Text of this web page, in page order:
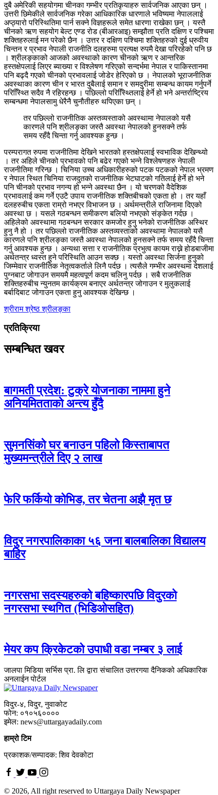
दुबै अमेरिकी सहयोगमा चीनका गम्भीर प्रतिकृयाहरु सार्वजनिक आएका छन् ।
उत्तरी छिमेकीले सार्वजनिक गरेका आधिकारिक धारणाले भविष्यमा नेपाललाई
अप्ठ्यारो परिस्थितिमा पार्न सक्ने विज्ञहरूले समेत धारणा राखेका छन् । यस्तै
चीनको ऋण सहयोग बेल्ट एण्ड रोड (बीआरआइ) सम्झौता प्रति दक्षिण र पश्चिमा
शक्तिहरुलाई मन परेको छैन । उत्तर र दक्षिण पश्चिमा शक्तिहरुको दुई ध्रुवीय
चिन्तन र प्रभाव नेपाली राजनीति दलहरुमा प्रत्यक्ष रुपमै देखा परिरहेको पनि छ
। श्रीलङ्काको आजको अवस्थाको कारण चीनको ऋण र आन्तरिक
हस्तक्षेपलाई लिएर ब्याख्या र विश्लेषण गरिएको सन्दर्भमा नेपाल र पाकिस्तानमा
पनि बढ्दै गएको चीनको प्रभावलाई जोडेर हेरिएको छ । नेपालको भूराजनीतिक
अवस्थाका कारण चीन र भारत दुबैलाई समान र समदुरीमा सम्बन्ध कायम गर्नुपर्ने
परिस्थ्तिि सदैव नै रहिरहन्छ । पछिल्लो परिस्थ्तििलाई हेर्ने हो भने अन्तर्राष्ट्रिय
सम्बन्धमा नेपालसामु धेरैनै चुनौतीहरु थपिएका छन् ।
तर पछिल्लो राजनीतिक अस्तव्यस्ताको अवस्थामा नेपालको यसै
कारणले पनि श्रीलङ्का जस्तै अवस्था नेपालको हुनसक्ने तर्फ
समय रहँदै चिन्ता गर्नु आवश्यक हुन्छ ।
परम्परागत रुपमा राजनीतिमा देखिने भारतको हस्तक्षेपलाई स्वभाविक देखिन्थ्यो
। तर अहिले चीनको प्रभावको पनि बढेर गएको भन्ने विश्लेषणहरु नेपाली
राजनीतिमा गरिन्छ । चिनिया उच्च अधिकारीहरुको पटक पटकको नेपाल भ्रमण
र नेपाल स्थित चिनिया राजदुतको राजनीतिक भेटघाटको गतिलाई हेर्ने हो भने
पनि चीनको प्रभाव नगन्य हो भन्ने अवस्था छैन । यो चरणको वैदेशिक
प्रभावलाई कम गर्ने एउटै उपाय राजनीतिक शक्तिबीचको एकता हो । तर यहाँ
दलहरुबीच एकता राम्रो नभएर विभाजन छ । अर्थमन्त्रीले राजिनामा दिएको
अवस्था छ । यसले गठबन्धन समीकरण बलियो नभएको संङ्केत गर्दछ ।
अहिलेको अवस्थामा गठबन्धन सरकार कमजोर हुनु भनेको राजनीतिक अस्थिर
हुनु नै हो । तर पछिल्लो राजनीतिक अस्तव्यस्ताको अवस्थामा नेपालको यसै
कारणले पनि श्रीलङ्का जस्तै अवस्था नेपालको हुनसक्ने तर्फ समय रहँदै चिन्ता
गर्नु आवश्यक हुन्छ । अन्यथा सत्ता र राजनीतिक प्रभुत्व कायम राख्ने होडबाजीमा
अर्थतन्त्र ध्वस्त हुने परिस्थिति आउन सक्छ । यस्तो अवस्था सिर्जना हुनुको
जिम्मेवार राजनीतिक नेतृत्वकर्ताले लिनै पर्दछ । त्यसैले गम्भीर अवस्थमा देशलाई
पुग्नबाट जोगाउन समयमै महत्वपूर्ण कदम चलिनु पर्दछ । सबै राजनीतिक
शक्तिहरुबीच न्युनतम कार्यक्रम बनाएर अर्थतन्त्र जोगाउन र मुलुकलाई
बर्बादिबाट जोगाउन एकता हुनु आवश्यक देखिन्छ ।
श्रीराम श्रेष्ठश्रीलङ्का
प्रतिक्रिया
सम्बन्धित खवर
बागमती प्रदेश: टुक्रे योजनाका नाममा हुने
अनियमितताको अन्त्य हुँदै
सुमनसिंको घर बनाउन पहिलो किस्ताबापत
मुख्यमन्त्रीले दिए २ लाख
फेरि फर्कियो कोभिड, तर चेतना अझै मृत छ
विदुर नगरपालिकाका ५६ जना बालबालिका विद्यालय
बाहिर
नगरसभा सदस्यहरुको बहिष्कारपछि विदुरको
नगरसभा स्थगित (भिडिओसहित)
मेयर कप क्रिकेटको उपाधी वडा नम्बर ३ लाई
जालपा मिडिया सर्भिस प्रा. लि द्वारा संचालित उत्तरगया दैनिकको अधिकारिक
अनलाईन पोर्टल
विदुर-४, विदुर, नुवाकोट
फोन: ०१०५६००००
इमेल: news@uttargayadaily.com
हाम्रो टिम
प्रकाशक/सम्पादक: शिव देवकोटा
© 2026, All right reserved to Uttargaya Daily Newspaper